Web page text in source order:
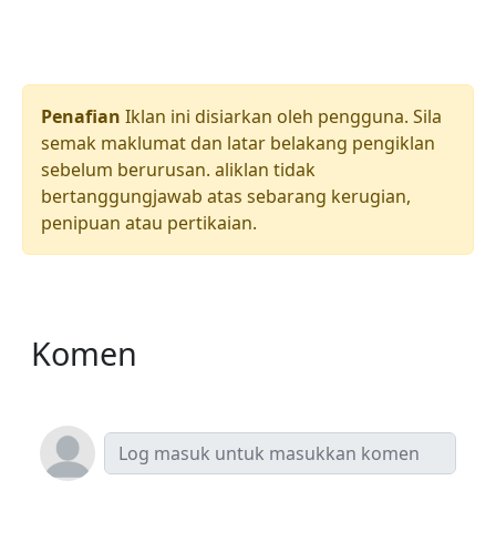
Penafian Iklan ini disiarkan oleh pengguna. Sila
semak maklumat dan latar belakang pengiklan
sebelum berurusan. aliklan tidak
bertanggungjawab atas sebarang kerugian,
penipuan atau pertikaian.
Komen